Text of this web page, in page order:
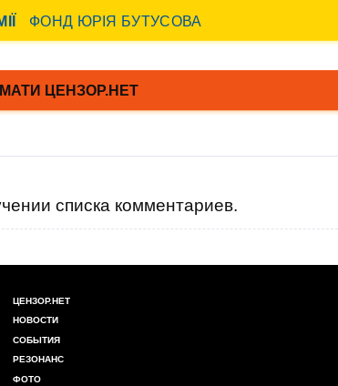
списка комментариев.
ЦЕНЗОР.НЕТ
НОВОСТИ
СОБЫТИЯ
РЕЗОНАНС
ФОТО